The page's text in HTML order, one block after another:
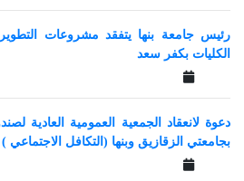
رئيس جامعة بنها يتفقد مشروعات
الكليات بكفر سعد
دعوة لانعقاد الجمعية العمومية العادية
بجامعتي الزقازيق وبنها (التكافل الاجتماعي )